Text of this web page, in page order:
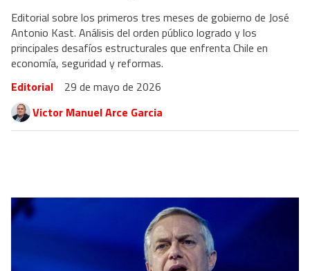
Editorial sobre los primeros tres meses de gobierno de José
Antonio Kast. Análisis del orden público logrado y los
principales desafíos estructurales que enfrenta Chile en
economía, seguridad y reformas.
Editorial
29 de mayo de 2026
Victor Manuel Arce Garcia